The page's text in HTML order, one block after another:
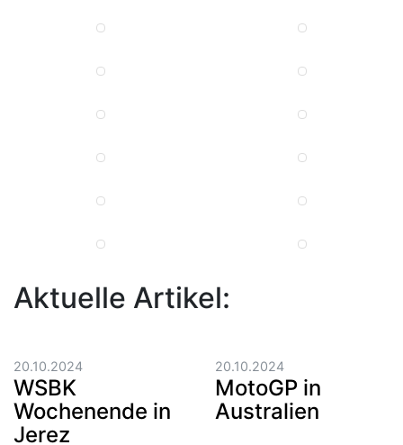
Aktuelle Artikel:
20.10.2024
WSBK
Wochenende in
Jerez
20.10.2024
MotoGP in
Australien